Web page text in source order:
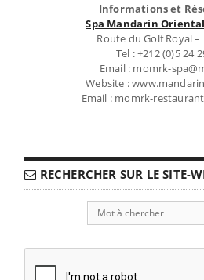
Informations et
Spa Mandarin
Route du Golf Royal
Tel : +212 (0)5 24
Email : momrk-
Website :
Email : momrk-
RECHERCHER SUR LE SITE-